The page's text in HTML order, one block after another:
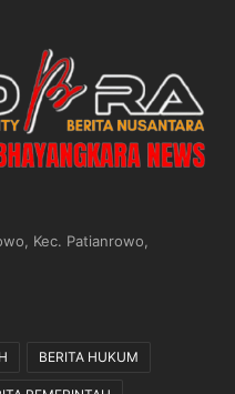
Kec. Patianrowo,
BERITA HUKUM